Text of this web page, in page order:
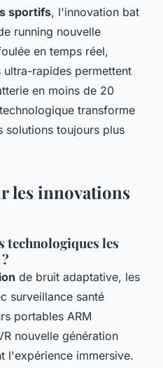
sportifs, l'innovation bat
running nouvelle
en temps réel,
rapides permettent
en moins de 20
transforme
solutions toujours plus
les innovations
technologiques les
de bruit adaptative, les
surveillance santé
portables ARM
nouvelle génération
l'expérience immersive.